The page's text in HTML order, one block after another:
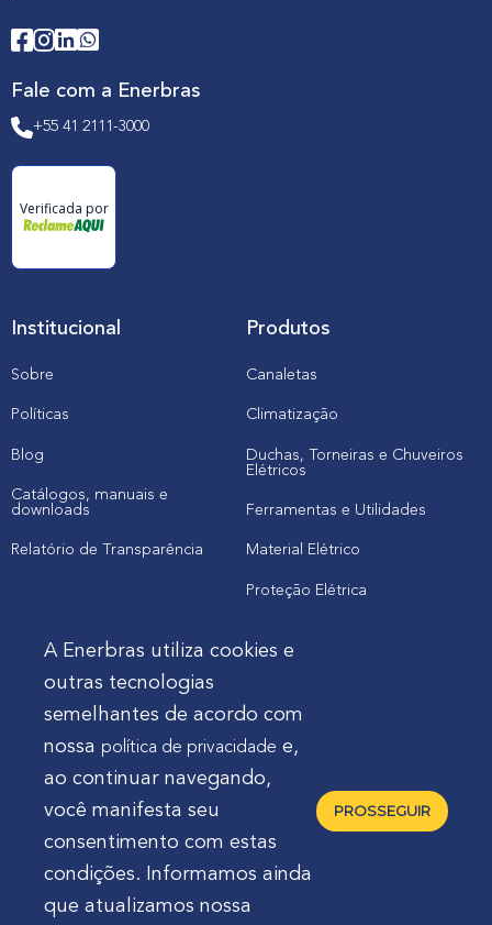
Fale com a Enerbras
+55 41 2111-3000
Verificada por
Institucional
Sobre
Políticas
Blog
Catálogos, manuais e
downloads
Relatório de Transparência
Produtos
Canaletas
Climatização
Duchas, Torneiras e Chuveiros
Elétricos
Ferramentas e Utilidades
Material Elétrico
Proteção Elétrica
Cliente
Onde comprar produtos
Quero Enerbras na minha loja
A Enerbras utiliza cookies e
outras tecnologias
semelhantes de acordo com
nossa política de privacidade e,
ao continuar navegando,
você manifesta seu
consentimento com estas
condições. Informamos ainda
que atualizamos nossa
PROSSEGUIR